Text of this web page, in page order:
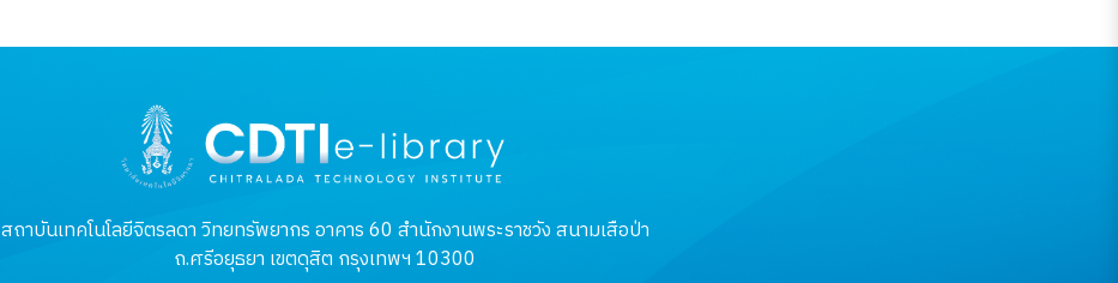
สถาบันเทคโนโลยีจิตรลดา วิทยทรัพยากร อาคาร 60 สำนักงานพระราชวัง สนามเสือป่า
ถ.ศรีอยุธยา เขตดุสิต กรุงเทพฯ 10300